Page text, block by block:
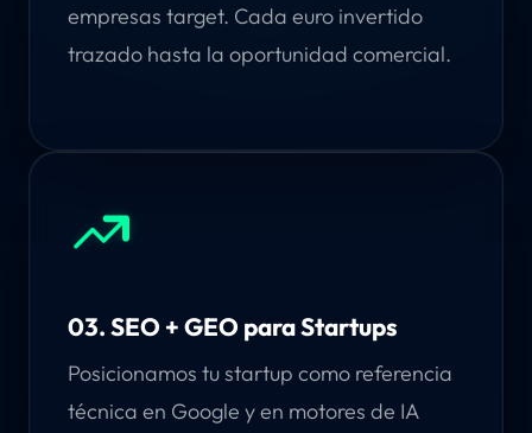
empresas target. Cada euro invertido
trazado hasta la oportunidad comercial.
03. SEO + GEO para Startups
Posicionamos tu startup como referencia
técnica en Google y en motores de IA